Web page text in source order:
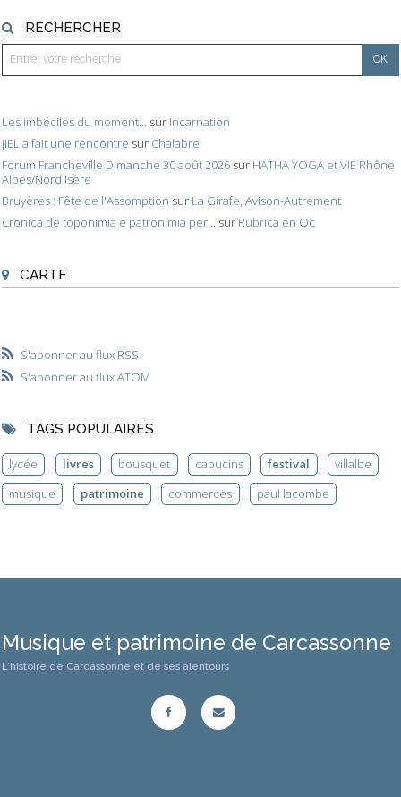
RECHERCHER
Les imbéciles du moment... sur Incarnation
JIEL a fait une rencontre sur Chalabre
Forum Francheville Dimanche 30 août 2026 sur HATHA YOGA et VIE Rhône
Alpes/Nord Isère
Bruyères : Fête de l'Assomption sur La Girafe, Avison-Autrement
Cronica de toponimia e patronimia per... sur Rubrica en Oc
CARTE
S'abonner au flux RSS
S'abonner au flux ATOM
TAGS POPULAIRES
lycée livres bousquet capucins festival
villalbe
musique
patrimoine commerces paul lacombe
Musique et patrimoine de Carcassonne
L'histoire de Carcassonne et de ses alentours